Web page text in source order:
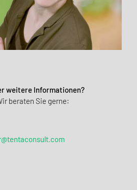
weitere Informationen?
beraten Sie gerne: